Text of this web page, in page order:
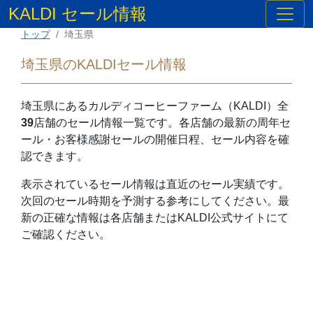
KALDI セール情報
トップ 埼玉県
埼玉県のKALDIセール情報
埼玉県にあるカルディコーヒーファーム（KALDI）全
39店舗のセール情報一覧です。各店舗の最新の周年セ
ール・お客様感謝セールの開催日程、セール内容を確
認できます。
表示されているセール情報は直近のセール実績です。
次回のセール時期を予測する参考にしてください。最
新の正確な情報は各店舗またはKALDI公式サイトにて
ご確認ください。